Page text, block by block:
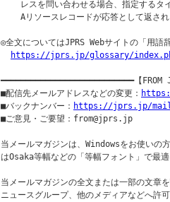
レスを問い合わせる場合、指定する
Aリソースレコードが応答として返され
◎全文についてはJPRS Webサイトの「用語
https://jprs.jp/glossary/
━━━━━━━━━━━━━━━━━━━━━━━━━━━【FROM
■配信先メールアドレスなどの変更：
■バックナンバー： https://jprs.jp/mail/
■ご意見・ご要望：from@jprs.jp
当メールマガジンは、Windowsをお使いの
はOsaka等幅などの「等幅フォント」で最適
当メールマガジンの全文または一部の文章
ニュースグループ、他のメディアなどへ許